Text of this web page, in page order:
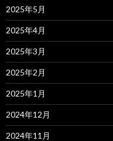
2025年5月
2025年4月
2025年3月
2025年2月
2025年1月
2024年12月
2024年11月